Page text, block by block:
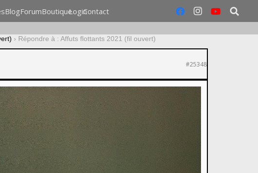
BlogForumBoutiqueLoginContact
› Répondre à : Affuts flottants 2021 (fil ouvert)
#25348